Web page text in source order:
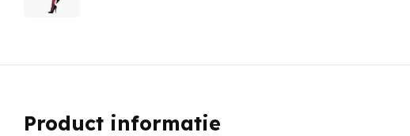
Product informatie